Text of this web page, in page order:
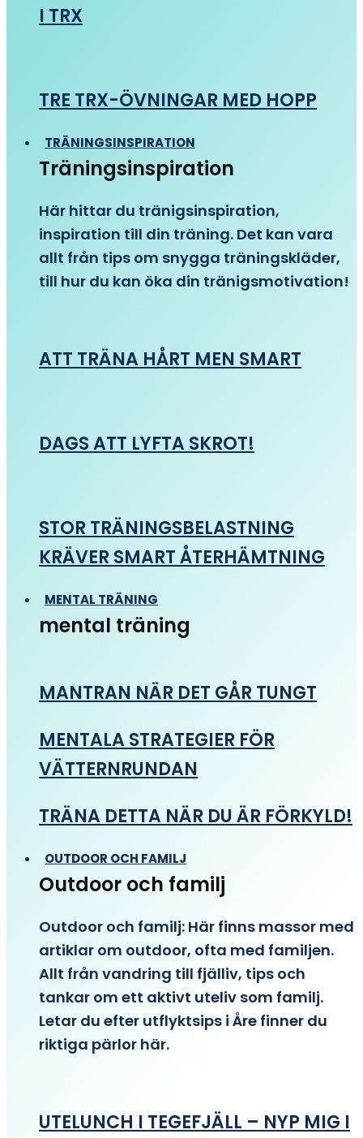
I TRX
TRE TRX-ÖVNINGAR MED HOPP
TRÄNINGSINSPIRATION
Träningsinspiration
Här hittar du tränigsinspiration,
inspiration till din träning. Det kan vara
allt från tips om snygga träningskläder,
till hur du kan öka din tränigsmotivation!
ATT TRÄNA HÅRT MEN SMART
DAGS ATT LYFTA SKROT!
STOR TRÄNINGSBELASTNING
KRÄVER SMART ÅTERHÄMTNING
MENTAL TRÄNING
mental träning
MANTRAN NÄR DET GÅR TUNGT
MENTALA STRATEGIER FÖR
VÄTTERNRUNDAN
TRÄNA DETTA NÄR DU ÄR FÖRKYLD!
OUTDOOR OCH FAMILJ
Outdoor och familj
Outdoor och familj: Här finns massor med
artiklar om outdoor, ofta med familjen.
Allt från vandring till fjälliv, tips och
tankar om ett aktivt uteliv som familj.
Letar du efter utflyktsips i Åre finner du
riktiga pärlor här.
UTELUNCH I TEGEFJÄLL – NYP MIG I